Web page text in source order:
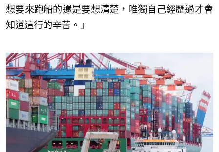
想要來跑船的還是要想清楚，唯獨自己經歷過才會
知道這行的辛苦。」